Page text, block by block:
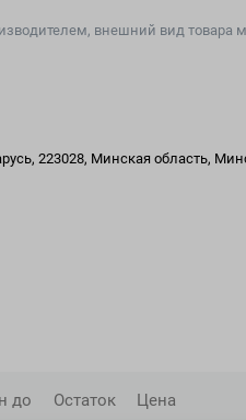
внешний вид товара
223028, Минская область,
до Остаток Цена